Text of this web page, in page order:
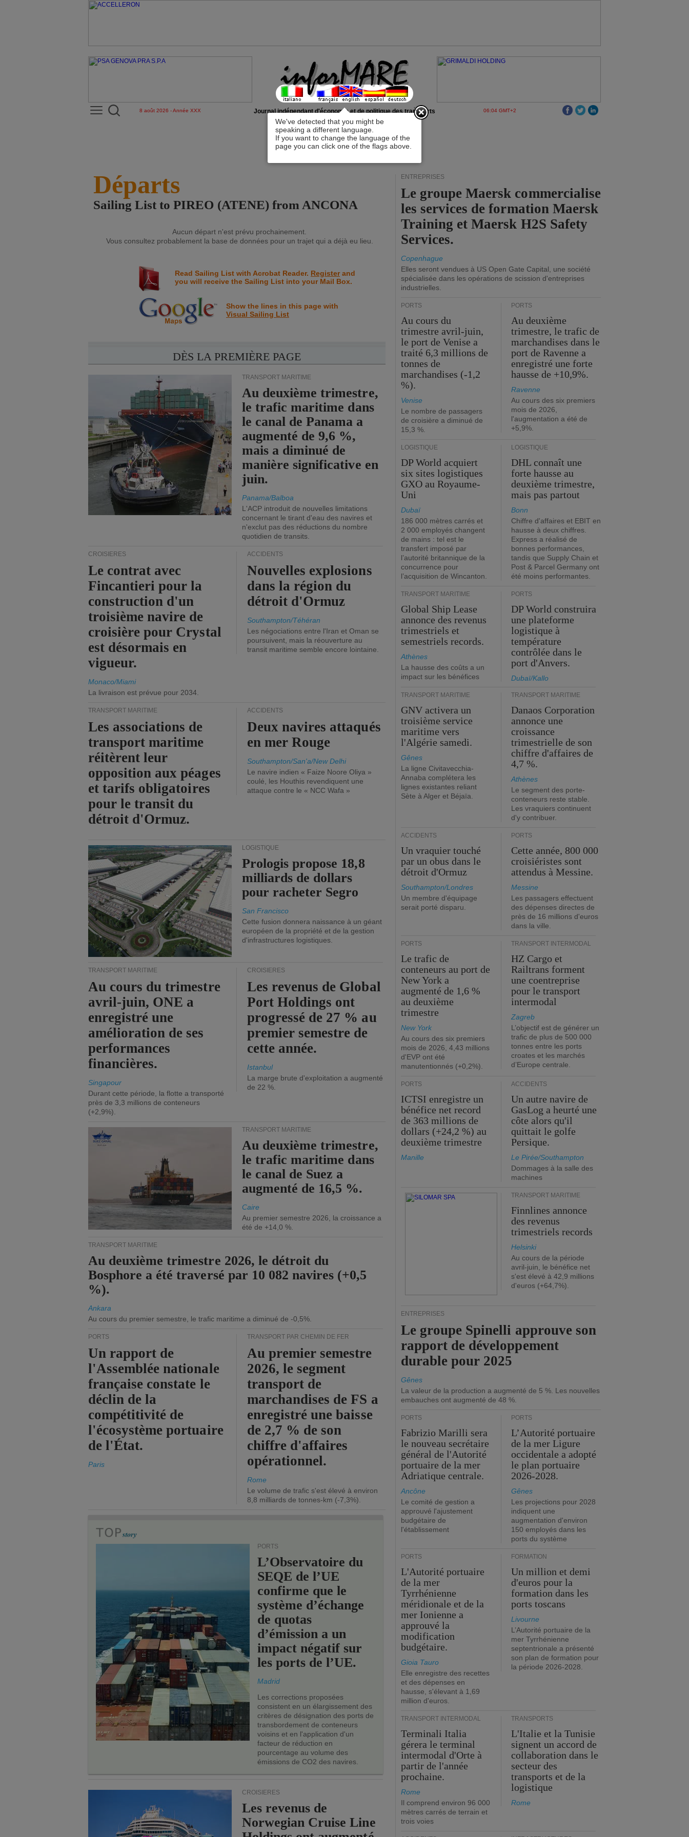
We've detected that you might be
speaking a different language.
If you want to change the language of the
page you can click one of the flags above.
x
8 août 2026 - Année XXX Journal indépendant d'économie et de politique des transports 06:04 GMT+2
Départs
Sailing List to PIREO (ATENE) from ANCONA
Aucun départ n'est prévu prochainement.
Vous consultez probablement la base de données pour un trajet qui a déjà eu lieu.
Read Sailing List with Acrobat Reader. Registerand
you will receive the Sailing List into your Mail Box.
Show the lines in this page with
Visual Sailing List
DÈS LA PREMIÈRE PAGE
TRANSPORT MARITIME
Au deuxième trimestre,
le trafic maritime dans
le canal de Panama a
augmenté de 9,6 %,
mais a diminué de
manière significative en
juin.
Panama/Balboa
L'ACP introduit de nouvelles limitations
concernant le tirant d'eau des navires et
n'exclut pas des réductions du nombre
quotidien de transits.
CROISIÈRES
Le contrat avec
Fincantieri pour la
construction d'un
troisième navire de
croisière pour Crystal
est désormais en
vigueur.
Monaco/Miami
La livraison est prévue pour 2034.
ACCIDENTS
Nouvelles explosions
dans la région du
détroit d'Ormuz
Southampton/Téhéran
Les négociations entre l'Iran et Oman se
poursuivent, mais la réouverture au
transit maritime semble encore lointaine.
TRANSPORT MARITIME
Les associations de
transport maritime
réitèrent leur
opposition aux péages
et tarifs obligatoires
pour le transit du
détroit d'Ormuz.
ACCIDENTS
Deux navires attaqués
en mer Rouge
Southampton/San'a/New Delhi
Le navire indien « Faize Noore Oliya »
coulé, les Houthis revendiquent une
attaque contre le « NCC Wafa »
LOGISTIQUE
Prologis propose 18,8
milliards de dollars
pour racheter Segro
San Francisco
Cette fusion donnera naissance à un géant
européen de la propriété et de la gestion
d'infrastructures logistiques.
TRANSPORT MARITIME
Au cours du trimestre
avril-juin, ONE a
enregistré une
amélioration de ses
performances
financières.
Singapour
Durant cette période, la flotte a transporté
près de 3,3 millions de conteneurs
(+2,9%).
CROISIÈRES
Les revenus de Global
Port Holdings ont
progressé de 27 % au
premier semestre de
cette année.
Istanbul
La marge brute d'exploitation a augmenté
de 22 %.
TRANSPORT MARITIME
Au deuxième trimestre,
le trafic maritime dans
le canal de Suez a
augmenté de 16,5 %.
Caire
Au premier semestre 2026, la croissance a
été de +14,0 %.
TRANSPORT MARITIME
Au deuxième trimestre 2026, le détroit du
Bosphore a été traversé par 10 082 navires (+0,5
%).
Ankara
Au cours du premier semestre, le trafic maritime a diminué de -0,5%.
PORTS
Un rapport de
l'Assemblée nationale
française constate le
déclin de la
compétitivité de
l'écosystème portuaire
de l'État.
Paris
TRANSPORT PAR CHEMIN DE FER
Au premier semestre
2026, le segment
transport de
marchandises de FS a
enregistré une baisse
de 2,7 % de son
chiffre d'affaires
opérationnel.
Rome
Le volume de trafic s'est élevé à environ
8,8 milliards de tonnes-km (-7,3%).
PORTS
L’Observatoire du
SEQE de l’UE
confirme que le
système d’échange
de quotas
d’émission a un
impact négatif sur
les ports de l’UE.
Madrid
Les corrections proposées
consistent en un élargissement des
critères de désignation des ports de
transbordement de conteneurs
voisins et en l'application d'un
facteur de réduction en
pourcentage au volume des
émissions de CO2 des navires.
CROISIÈRES
Les revenus de
Norwegian Cruise Line
ENTREPRISES
Le groupe Maersk commercialise
les services de formation Maersk
Training et Maersk H2S Safety
Services.
Copenhague
Elles seront vendues à US Open Gate Capital, une société
spécialisée dans les opérations de scission d'entreprises
industrielles.
PORTS
Au cours du
trimestre avril-juin,
le port de Venise a
traité 6,3 millions de
tonnes de
marchandises (-1,2
%).
Venise
Le nombre de passagers
de croisière a diminué de
15,3 %.
PORTS
Au deuxième
trimestre, le trafic de
marchandises dans le
port de Ravenne a
enregistré une forte
hausse de +10,9%.
Ravenne
Au cours des six premiers
mois de 2026,
l'augmentation a été de
+5,9%.
LOGISTIQUE
DP World acquiert
six sites logistiques
GXO au Royaume-
Uni
Dubaï
186 000 mètres carrés et
2 000 employés changent
de mains : tel est le
transfert imposé par
l’autorité britannique de la
concurrence pour
l’acquisition de Wincanton.
LOGISTIQUE
DHL connaît une
forte hausse au
deuxième trimestre,
mais pas partout
Bonn
Chiffre d'affaires et EBIT en
hausse à deux chiffres.
Express a réalisé de
bonnes performances,
tandis que Supply Chain et
Post & Parcel Germany ont
été moins performantes.
TRANSPORT MARITIME
Global Ship Lease
annonce des revenus
trimestriels et
semestriels records.
Athènes
La hausse des coûts a un
impact sur les bénéfices
PORTS
DP World construira
une plateforme
logistique à
température
contrôlée dans le
port d'Anvers.
Dubaï/Kallo
TRANSPORT MARITIME
GNV activera un
troisième service
maritime vers
l'Algérie samedi.
Gênes
La ligne Civitavecchia-
Annaba complétera les
lignes existantes reliant
Sète à Alger et Béjaïa.
TRANSPORT MARITIME
Danaos Corporation
annonce une
croissance
trimestrielle de son
chiffre d'affaires de
4,7 %.
Athènes
Le segment des porte-
conteneurs reste stable.
Les vraquiers continuent
d'y contribuer.
ACCIDENTS
Un vraquier touché
par un obus dans le
détroit d'Ormuz
Southampton/Londres
Un membre d'équipage
serait porté disparu.
PORTS
Cette année, 800 000
croisiéristes sont
attendus à Messine.
Messine
Les passagers effectuent
des dépenses directes de
près de 16 millions d'euros
dans la ville.
PORTS
Le trafic de
conteneurs au port de
New York a
augmenté de 1,6 %
au deuxième
trimestre
New York
Au cours des six premiers
mois de 2026, 4,43 millions
d'EVP ont été
manutentionnés (+0,2%).
TRANSPORT INTERMODAL
HZ Cargo et
Railtrans forment
une coentreprise
pour le transport
intermodal
Zagreb
L’objectif est de générer un
trafic de plus de 500 000
tonnes entre les ports
croates et les marchés
d’Europe centrale.
PORTS
ICTSI enregistre un
bénéfice net record
de 363 millions de
dollars (+24,2 %) au
deuxième trimestre
Manille
ACCIDENTS
Un autre navire de
GasLog a heurté une
côte alors qu'il
quittait le golfe
Persique.
Le Pirée/Southampton
Dommages à la salle des
machines
TRANSPORT MARITIME
Finnlines annonce
des revenus
trimestriels records
Helsinki
Au cours de la période
avril-juin, le bénéfice net
s'est élevé à 42,9 millions
d'euros (+64,7%).
ENTREPRISES
Le groupe Spinelli approuve son
rapport de développement
durable pour 2025
Gênes
La valeur de la production a augmenté de 5 %. Les nouvelles
embauches ont augmenté de 48 %.
PORTS
Fabrizio Marilli sera
le nouveau secrétaire
général de l'Autorité
portuaire de la mer
Adriatique centrale.
Ancône
Le comité de gestion a
approuvé l'ajustement
budgétaire de
l'établissement
PORTS
L’Autorité portuaire
de la mer Ligure
occidentale a adopté
le plan portuaire
2026-2028.
Gênes
Les projections pour 2028
indiquent une
augmentation d'environ
150 employés dans les
ports du système
PORTS
L'Autorité portuaire
de la mer
Tyrrhénienne
méridionale et de la
mer Ionienne a
approuvé la
modification
budgétaire.
Gioia Tauro
Elle enregistre des recettes
et des dépenses en
hausse, s'élevant à 1,69
million d'euros.
FORMATION
Un million et demi
d'euros pour la
formation dans les
ports toscans
Livourne
L’Autorité portuaire de la
mer Tyrrhénienne
septentrionale a présenté
son plan de formation pour
la période 2026-2028.
TRANSPORT INTERMODAL
Terminali Italia
gérera le terminal
intermodal d'Orte à
partir de l'année
prochaine.
Rome
Il comprend environ 96 000
mètres carrés de terrain et
trois voies
TRANSPORTS
L'Italie et la Tunisie
signent un accord de
collaboration dans le
secteur des
transports et de la
logistique
Rome